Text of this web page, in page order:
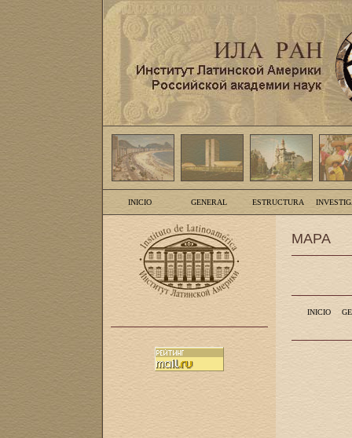
INICIO GENERAL ESTRUCTURA
MAPA
INICIO